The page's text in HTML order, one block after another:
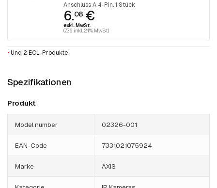
Anschluss A 4-Pin. 1 Stück
6.08 €
exkl. MwSt.
(7.36 inkl. 21% MwSt)
• Und 2 EOL-Produkte
Spezifikationen
Produkt
Model number 02326-001
EAN-Code 7331021075924
Marke AXIS